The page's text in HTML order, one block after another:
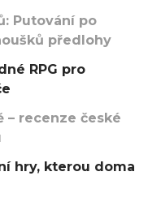
Putování po
předlohy
RPG pro
– recenze české
hry, kterou doma